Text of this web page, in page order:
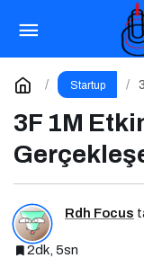
Startup
3F 1M
Rdh Focus
2dk, 5sn
2025’te Buluşuyor
Yorum Yap